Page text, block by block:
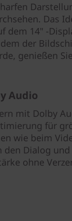
Das
dem 14" -
der
genießen
Audio
mit Dolby
für
wie beim
Dialog
ohne